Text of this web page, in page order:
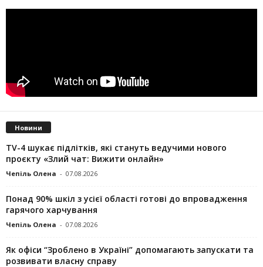
Новини
TV-4 шукає підлітків, які стануть ведучими нового
проєкту «Злий чат: Вижити онлайн»
Чепіль Олена - 07.08.2026
Понад 90% шкіл з усієї області готові до впровадження
гарячого харчування
Чепіль Олена - 07.08.2026
Як офіси “Зроблено в Україні” допомагають запускaти та
розвивати власну справу